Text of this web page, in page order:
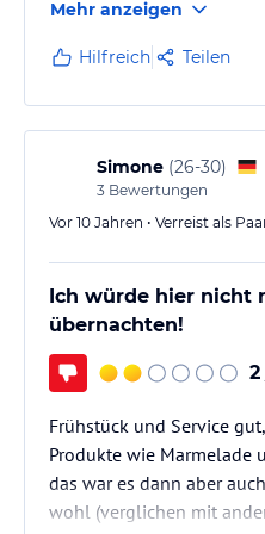
die Marmeladen sind
Wir kommen gerne
wird man selten
Mehr anzeigen
Hilfreich Teilen
Simone (26-30)
3 Bewertungen
Vor 10 Jahren • Verreist als
Ich würde hier nicht
übernachten!
2
Frühstück und Service
Produkte wie Marmelade
das war es dann aber
wohl (verglichen mit